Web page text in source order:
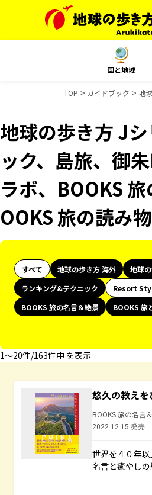
国と地域
TOP ガイドブック 地
地球の歩き方 J
ック、島旅、御
ラボ、BOOKS
OOKS 旅の読み
すべて 地球の歩き方 海外 地球
ランキング&テクニック
Resort
BOOKS 旅の名言＆絶景
BOOKS 旅
1〜20件/163件中 を表示
悠久の教え
BOOKS 旅の名言
2022.12.15 発売
世界を４０年
名言と癒やし